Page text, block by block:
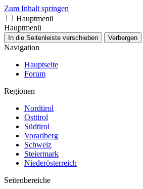
Zum Inhalt springen
Hauptmenü
Hauptmenü
In die Seitenleiste verschieben Verbergen
Navigation
Hauptseite
Forum
Regionen
Nordtirol
Osttirol
Südtirol
Vorarlberg
Schweiz
Steiermark
Niederösterreich
Seitenbereiche